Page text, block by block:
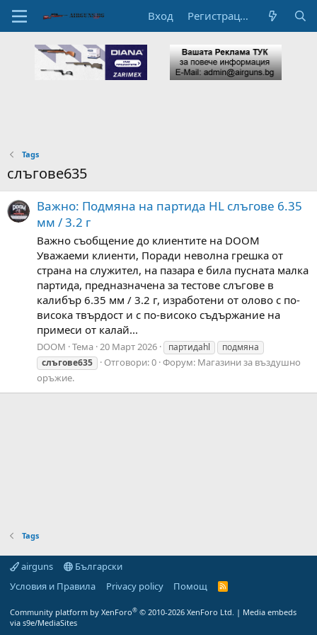
Вход Регистрация
Tags
слъгове635
Важно: Подмяна на партида HL слъгове 6.35
мм / 3.2 г
Важно съобщение до клиентите на DOOM
Уважаеми клиенти, Поради неволна грешка от
страна на служител, на пазара е била пусната малка
партида, предназначена за тестове слъгове в
калибър 6.35 мм / 3.2 г, изработени от олово с по-
висока твърдост и с по-високо съдържание на
примеси от калай...
DOOM Тема 20 Март 2026 партидаhl
подмяна
слъгове635
Отговори: 0 Форум: Магазини за въздушно
оръжие.
Tags
airguns
Български
Условия и Правила
Privacy policy Помощ
R
Community platform by XenForo® © 2010-2026 XenForo Ltd. | Media embeds
via s9e/MediaSites